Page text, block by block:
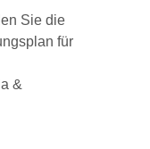
Sie die
für
&